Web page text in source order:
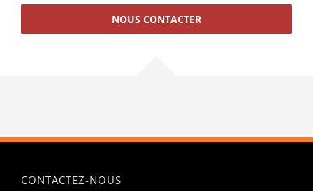
NOUS CONTACTER
CONTACTEZ-NOUS